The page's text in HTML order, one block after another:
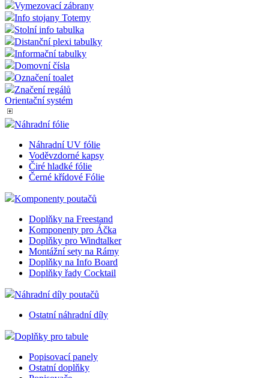
Vymezovací zábrany
Info stojany Totemy
Stolní info tabulka
Distanční plexi tabulky
Informační tabulky
Domovní čísla
Označení toalet
Značení regálů
Orientační systém
Náhradní fólie
Náhradní UV fólie
Voděvzdorné kapsy
Čiré hladké fólie
Černé křídové Fólie
Komponenty poutačů
Doplňky na Freestand
Komponenty pro Áčka
Doplňky pro Windtalker
Montážní sety na Rámy
Doplňky na Info Board
Doplňky řady Cocktail
Náhradní díly poutačů
Ostatní náhradní díly
Doplňky pro tabule
Popisovací panely
Ostatní doplňky